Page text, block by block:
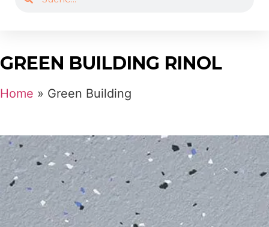
GREEN BUILDING RINOL
Home » Green Building